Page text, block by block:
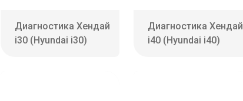
Диагностика Хендай
i30 (Hyundai i30)
Диагностика Хендай
i40 (Hyundai i40)